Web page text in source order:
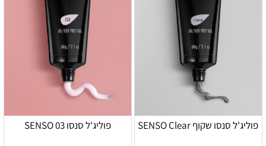
פוליג'ל סנסו שקוף SENSO Clear פוליג'ל סנסו SENSO 03